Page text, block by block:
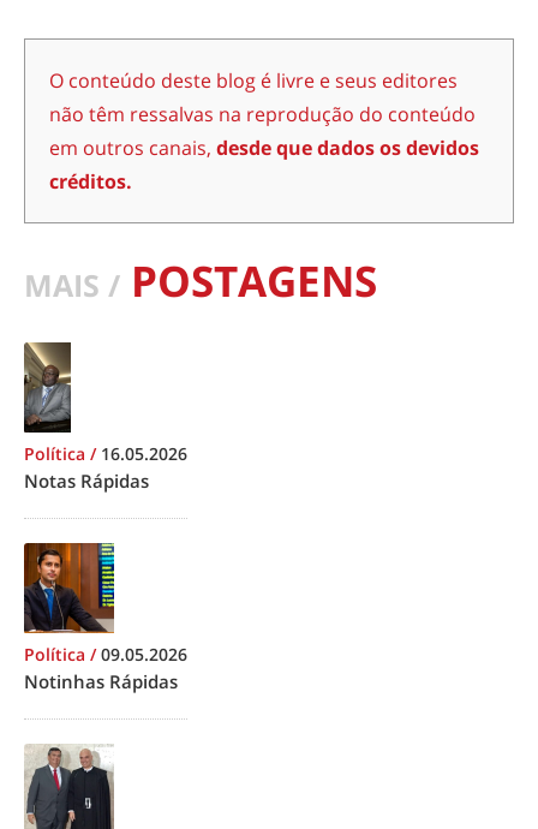
O conteúdo deste blog é livre e seus editores
não têm ressalvas na reprodução do conteúdo
em outros canais, desde que dados os devidos
créditos.
MAIS / POSTAGENS
Política / 16.05.2026
Notas Rápidas
Política /09.05.2026
Notinhas Rápidas